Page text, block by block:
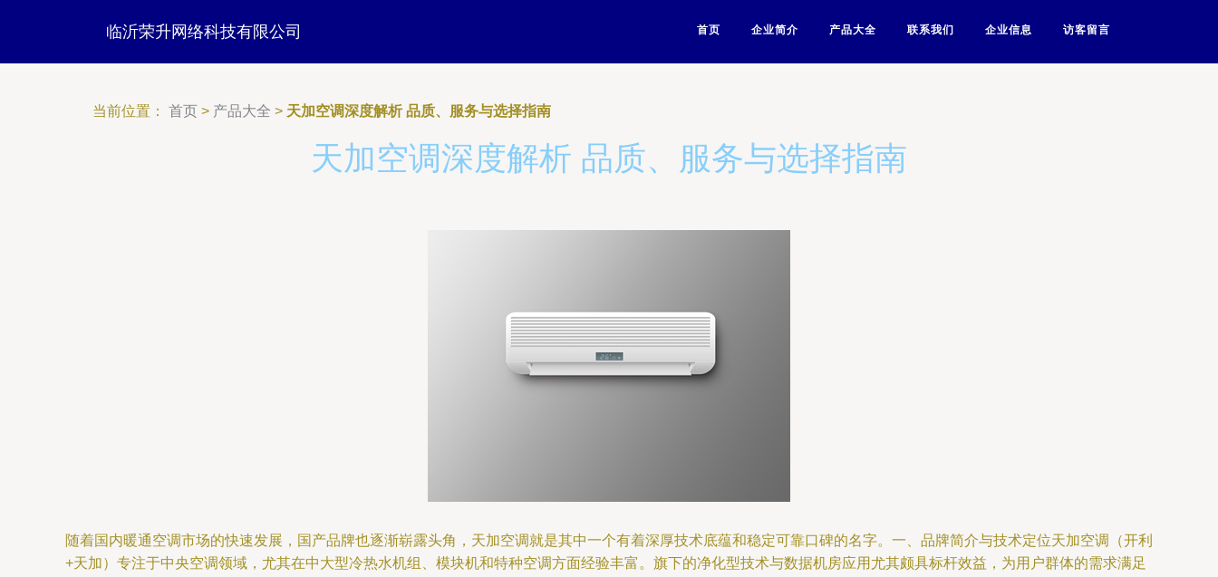
临沂荣升网络科技有限公司 首页 企业简介 产品大全 联系我们 企业信息 访客留言
当前位置： 首页 > 产品大全 > 天加空调深度解析 品质、服务与选择指南
天加空调深度解析 品质、服务与选择指南
随着国内暖通空调市场的快速发展，国产品牌也逐渐崭露头角，天加空调就是其中一个有着深厚技术底蕴和稳定可靠口碑的名字。一、品牌简介与技术定位天加空调（开利
+天加）专注于中央空调领域，尤其在中大型冷热水机组、模块机和特种空调方面经验丰富。旗下的净化型技术与数据机房应用尤其颇具标杆效益，为用户群体的需求满足